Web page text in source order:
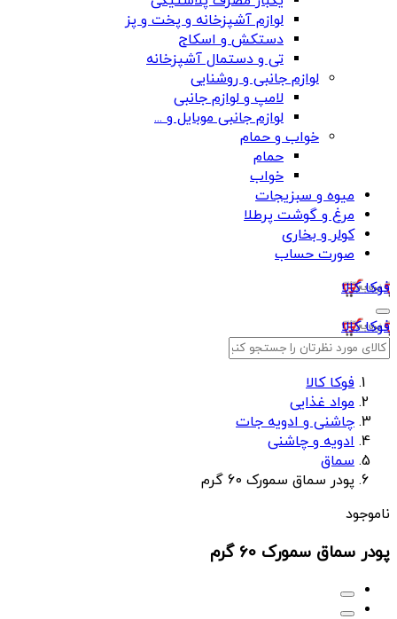
لوازم آشپزخانه و پخت و پز
دستکش و اسکاج
تی و دستمال آشپزخانه
لوازم جانبی و روشنایی
لامپ و لوازم جانبی
لوازم جانبی موبایل و ...
خواب و حمام
حمام
خواب
میوه و سبزیجات
مرغ و گوشت پرطلا
کولر و بخاری
صورت حساب
فوکا کالا
فوکا کالا
فوکا کالا
مواد غذایی
چاشنی و ادویه جات
ادویه و چاشنی
سماق
پودر سماق سمورک 60 گرم
ناموجود
پودر سماق سمورک 60 گرم